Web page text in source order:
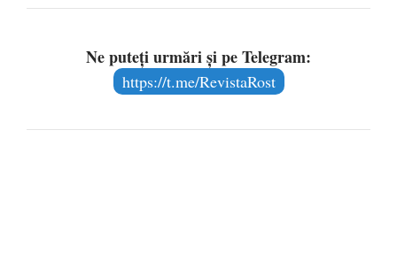
Ne puteți urmări și pe Telegram:
https://t.me/RevistaRost